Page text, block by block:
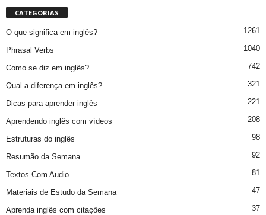
CATEGORIAS
O que significa em inglês? 1261
Phrasal Verbs 1040
Como se diz em inglês? 742
Qual a diferença em inglês? 321
Dicas para aprender inglês 221
Aprendendo inglês com vídeos 208
Estruturas do inglês 98
Resumão da Semana 92
Textos Com Audio 81
Materiais de Estudo da Semana 47
Aprenda inglês com citações 37